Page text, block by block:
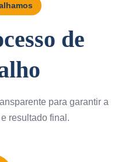
de
para garantir a
resultado final.